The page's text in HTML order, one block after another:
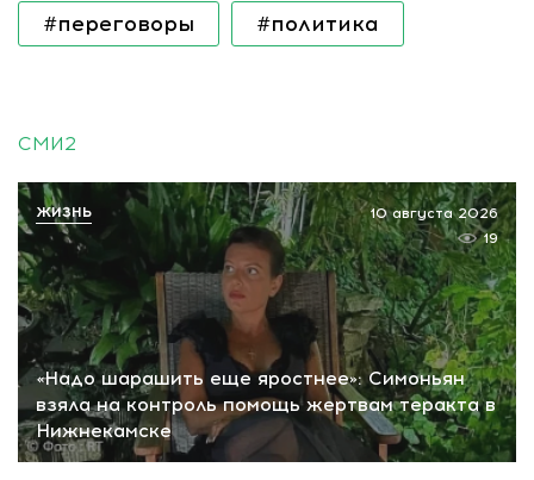
#переговоры #политика
СМИ2
«Надо шарашить еще яростнее»: Симоньян
взяла на контроль помощь жертвам теракта в
Нижнекамске
10 августа 2026
19
ЖИЗНЬ